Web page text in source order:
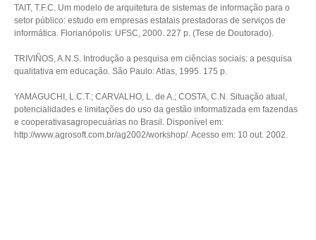
TAIT, T.F.C. Um modelo de arquitetura de sistemas de informação para o
setor público: estudo em empresas estatais prestadoras de serviços de
informática. Florianópolis: UFSC, 2000. 227 p. (Tese de Doutorado).
TRIVIÑOS, A.N.S. Introdução a pesquisa em ciências sociais: a pesquisa
qualitativa em educação. São Paulo: Atlas, 1995. 175 p.
YAMAGUCHI, L.C.T.; CARVALHO, L. de A.; COSTA, C.N. Situação atual,
potencialidades e limitações do uso da gestão informatizada em fazendas
e cooperativasagropecuárias no Brasil. Disponível em:
http://www.agrosoft.com.br/ag2002/workshop/. Acesso em: 10 out. 2002.